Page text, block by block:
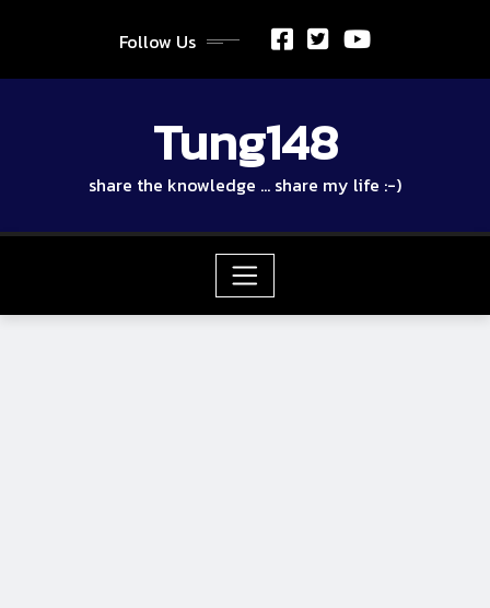
Follow Us
Tung148
share the knowledge … share my life :-)